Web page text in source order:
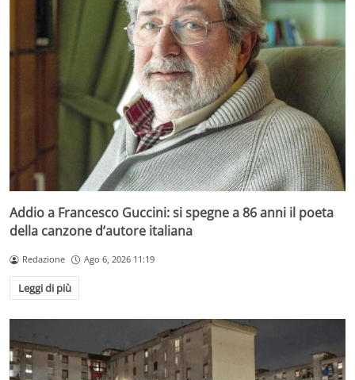
Addio a Francesco Guccini: si spegne a 86 anni il poeta
della canzone d’autore italiana
Redazione Ago 6, 2026 11:19
Leggi di più